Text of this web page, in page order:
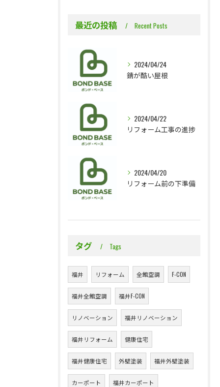
最近の投稿 Recent Posts
2024/04/24
錆が酷い屋根
2024/04/22
リフォーム工事の進捗
2024/04/20
リフォーム前の下準備
タグ Tags
福井 リフォーム 全館空調 F-CON
福井全館空調 福井F-CON
リノベーション 福井リノベーション
福井リフォーム 健康住宅
福井健康住宅 外壁塗装 福井外壁塗装
カーポート 福井カーポート